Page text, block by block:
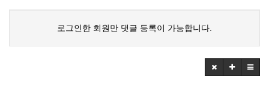
로그인한 회원만 댓글 등록이 가능합니다.